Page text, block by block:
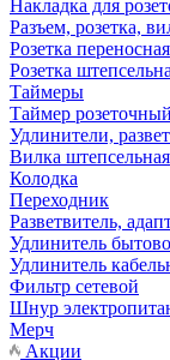
Накладка для
Разъем, розетка,
Розетка переносная
Розетка
Таймеры
Таймер розеточный
Удлинители,
Вилка штепсельная
Колодка
Переходник
Разветвитель,
Удлинитель
Удлинитель
Фильтр сетевой
Шнур
Мерч
Акции